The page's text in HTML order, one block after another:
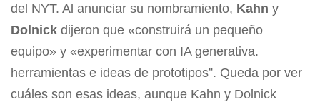
del NYT. Al anunciar su nombramiento, Kahn y
Dolnick dijeron que «construirá un pequeño
equipo» y «experimentar con IA generativa.
herramientas e ideas de prototipos”. Queda por ver
cuáles son esas ideas, aunque Kahn y Dolnick